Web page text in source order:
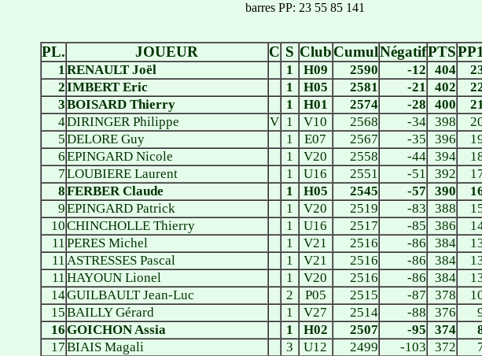
barres PP: 23 55 85 141
PL. JOUEUR C S ClubCumulNégatifPTSPP1
1RENAULT Joël 1 H09 2590 -12 404
2IMBERT Eric 1 H05 2581 -21 402
3BOISARD Thierry 1 H01 2574 -28 400
4DIRINGER Philippe V 1 V10 2568 -34 398
5DELORE Guy 1 E07 2567 -35 396
6EPINGARD Nicole 1 V20 2558 -44 394
7LOUBIERE Laurent 1 U16 2551 -51 392
8FERBER Claude 1 H05 2545 -57 390
9EPINGARD Patrick 1 V20 2519 -83 388
10CHINCHOLLE Thierry 1 U16 2517 -85 386
11PERES Michel 1 V21 2516 -86 384
11ASTRESSES Pascal 1 V21 2516 -86 384
11HAYOUN Lionel 1 V20 2516 -86 384
14GUILBAULT Jean-Luc 2 P05 2515 -87 378
15BAILLY Gérard 1 V27 2514 -88 376
16GOICHON Assia 1 H02 2507 -95 374
17BIAIS Magali 3 U12 2499 -103 372